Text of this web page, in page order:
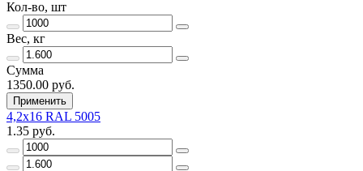
Кол-во, шт
Вес, кг
Сумма
1350.00 руб.
Применить
4,2х16 RAL 5005
1.35 руб.